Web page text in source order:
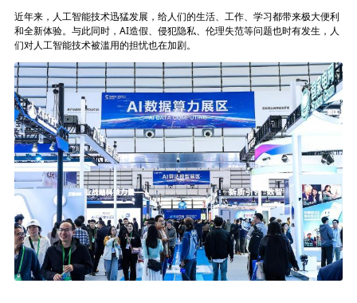
近年来，人工智能技术迅猛发展，给人们的生活、工作、学习都带来极大便利
和全新体验。与此同时，AI造假、侵犯隐私、伦理失范等问题也时有发生，人
们对人工智能技术被滥用的担忧也在加剧。